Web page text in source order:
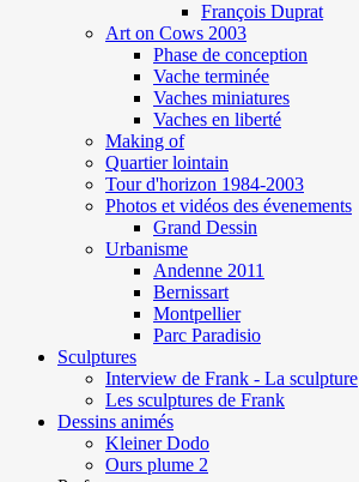
François Duprat
Art on Cows 2003
Phase de conception
Vache terminée
Vaches miniatures
Vaches en liberté
Making of
Quartier lointain
Tour d'horizon 1984-2003
Photos et vidéos des évenements
Grand Dessin
Urbanisme
Andenne 2011
Bernissart
Montpellier
Parc Paradisio
Sculptures
Interview de Frank - La sculpture
Les sculptures de Frank
Dessins animés
Kleiner Dodo
Ours plume 2